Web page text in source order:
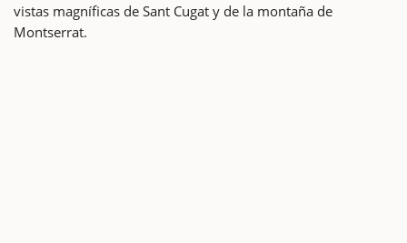
vistas magníficas de Sant Cugat y de la montaña de
Montserrat.